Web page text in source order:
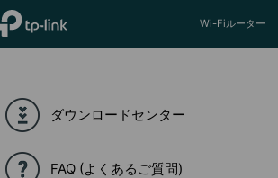
TP-Link, Reliably Smart Wi-Fiルーター
ダウンロードセンター
FAQ (よくあるご質問)